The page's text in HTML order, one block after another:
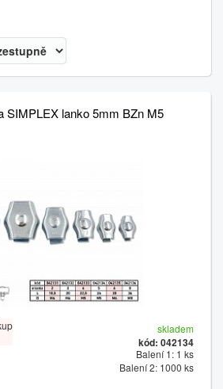
SIMPLEX lanko 5mm BZn M5
skladem
kód: 042134
Balení 1: 1 ks
Balení 2: 1000 ks